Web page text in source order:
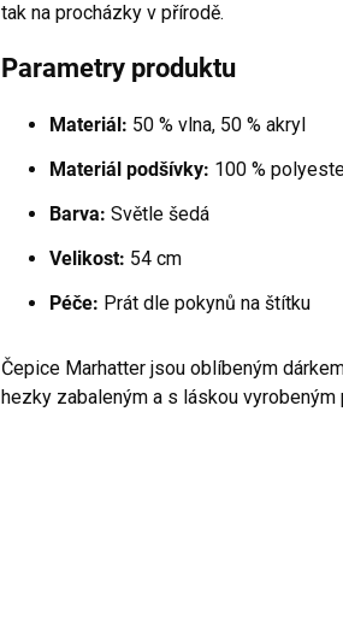
tak na procházky v přírodě.
Parametry produktu
Materiál: 50 % vlna, 50 % akryl
Materiál podšívky: 100 %
Barva: Světle šedá
Velikost: 54 cm
Péče: Prát dle pokynů na štítku
Čepice Marhatter jsou oblíbeným
hezky zabaleným a s láskou